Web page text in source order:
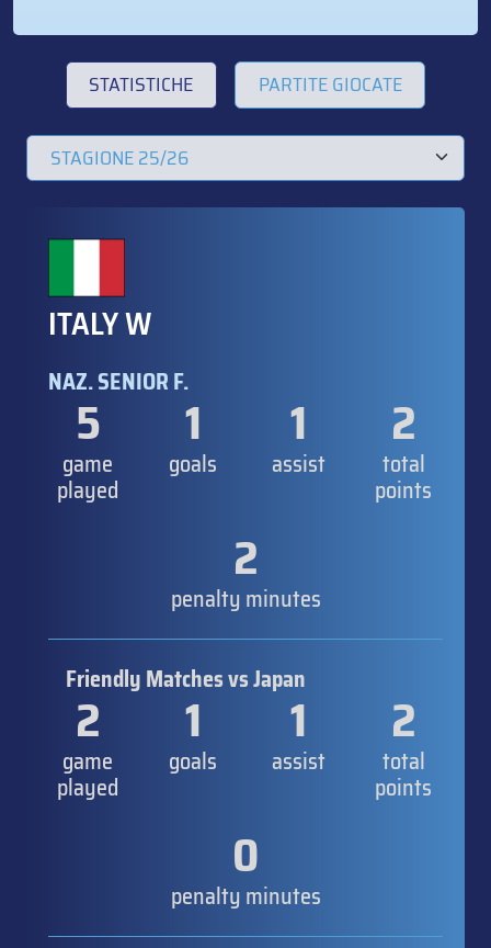
STATISTICHE PARTITE GIOCATE
ITALY W
NAZ. SENIOR F.
5
game
played
1
goals
1
assist
2
total
points
2
penalty minutes
Friendly Matches vs Japan
2
game
played
1
goals
1
assist
2
total
points
0
penalty minutes